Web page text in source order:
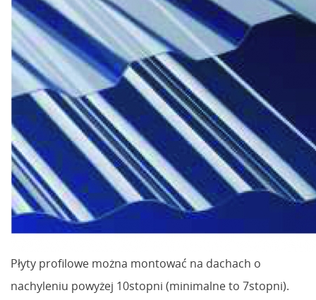
Płyty profilowe można montować na dachach o
nachyleniu powyżej 10stopni (minimalne to 7stopni).